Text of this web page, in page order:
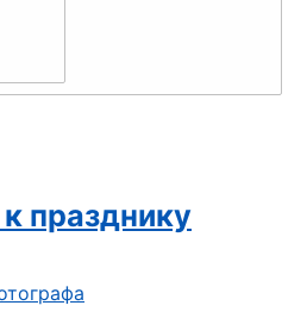
празднику